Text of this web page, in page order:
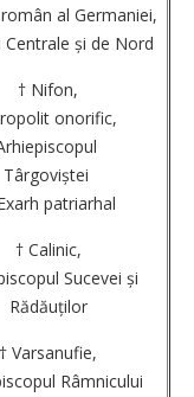
al Germaniei,
Centrale și de Nord
† Nifon,
onorific,
Târgoviștei
patriarhal
† Calinic,
Sucevei și
Rădăuților
† Varsanufie,
Râmnicului